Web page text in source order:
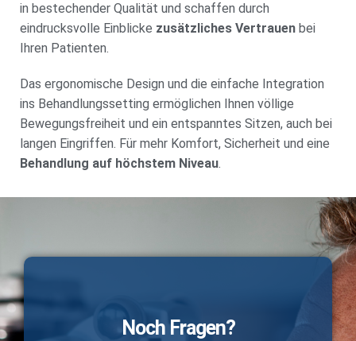
in bestechender Qualität und schaffen durch
eindrucksvolle Einblicke zusätzliches Vertrauen bei
Ihren Patienten.
Das ergonomische Design und die einfache Integration
ins Behandlungssetting ermöglichen Ihnen völlige
Bewegungsfreiheit und ein entspanntes Sitzen, auch bei
langen Eingriffen. Für mehr Komfort, Sicherheit und eine
Behandlung auf höchstem Niveau.
Noch Fragen?